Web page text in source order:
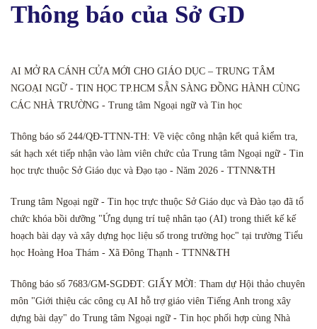
Thông báo của Sở GD
AI MỞ RA CÁNH CỬA MỚI CHO GIÁO DỤC – TRUNG TÂM
NGOẠI NGỮ - TIN HỌC TP.HCM SẴN SÀNG ĐỒNG HÀNH CÙNG
CÁC NHÀ TRƯỜNG - Trung tâm Ngoại ngữ và Tin học
Thông báo số 244/QĐ-TTNN-TH: Về việc công nhận kết quả kiểm tra,
sát hạch xét tiếp nhận vào làm viên chức của Trung tâm Ngoại ngữ - Tin
học trực thuộc Sở Giáo dục và Đạo tạo - Năm 2026 - TTNN&TH
Trung tâm Ngoại ngữ - Tin học trực thuộc Sở Giáo dục và Đào tạo đã tổ
chức khóa bồi dưỡng "Ứng dụng trí tuệ nhân tạo (AI) trong thiết kế kế
hoạch bài dạy và xây dựng học liệu số trong trường học" tại trường Tiểu
học Hoàng Hoa Thám - Xã Đông Thạnh - TTNN&TH
Thông báo số 7683/GM-SGDĐT: GIẤY MỜI: Tham dự Hội thảo chuyên
môn "Giới thiệu các công cụ AI hỗ trợ giáo viên Tiếng Anh trong xây
dựng bài dạy" do Trung tâm Ngoại ngữ - Tin học phối hợp cùng Nhà